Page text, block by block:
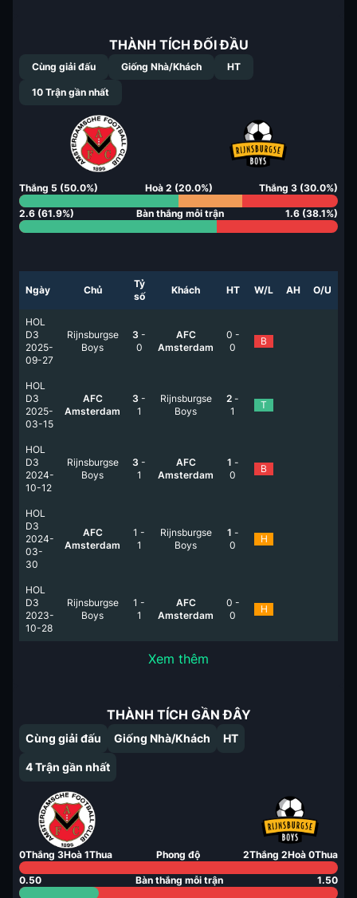
THÀNH TÍCH ĐỐI ĐẦU
Cùng giải đấu Giống Nhà/Khách HT
10 Trận gần nhất
Thắng 5 (50.0%) Hoà 2 (20.0%) Thắng 3 (30.0%)
2.6 (61.9%) Bàn thắng mỗi trận 1.6 (38.1%)
Ngày Chủ
Tỷ
số
Khách HT W/L AH O/U
HOL
D3
2025-
09-27
Rijnsburgse
Boys
3 -
0
AFC
Amsterdam
0 -
0
B
HOL
D3
2025-
03-15
AFC
Amsterdam
3 -
1
Rijnsburgse
Boys
2 -
1
T
HOL
D3
2024-
10-12
Rijnsburgse
Boys
3 -
1
AFC
Amsterdam
1 -
0
B
HOL
D3
2024-
03-
30
AFC
Amsterdam
1 -
1
Rijnsburgse
Boys
1 -
0
H
HOL
D3
2023-
10-28
Rijnsburgse
Boys
1 -
1
AFC
Amsterdam
0 -
0
H
Xem thêm
THÀNH TÍCH GẦN ĐÂY
Cùng giải đấu Giống Nhà/Khách HT
4Trận gần nhất
0Thắng 3Hoà 1Thua Phong độ 2Thắng 2Hoà 0Thua
0.50 Bàn thắng mỗi trận 1.50